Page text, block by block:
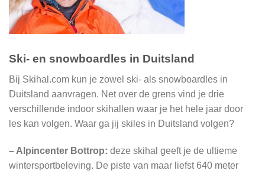
Ski- en snowboardles in Duitsland
Bij Skihal.com kun je zowel ski- als snowboardles in
Duitsland aanvragen. Net over de grens vind je drie
verschillende indoor skihallen waar je het hele jaar door
les kan volgen. Waar ga jij skiles in Duitsland volgen?
– Alpincenter Bottrop: deze skihal geeft je de ultieme
wintersportbeleving. De piste van maar liefst 640 meter